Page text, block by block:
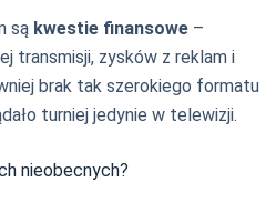
są kwestie finansowe –
transmisji, zysków z reklam i
brak tak szerokiego formatu
turniej jedynie w telewizji.
nieobecnych?